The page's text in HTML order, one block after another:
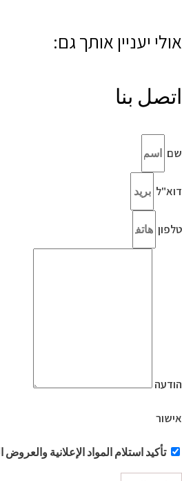
אולי יעניין אותך גם:
اتصل بنا
שם
דוא"ל
טלפון
הודעה
אישור
تأكيد استلام المواد الإعلانية